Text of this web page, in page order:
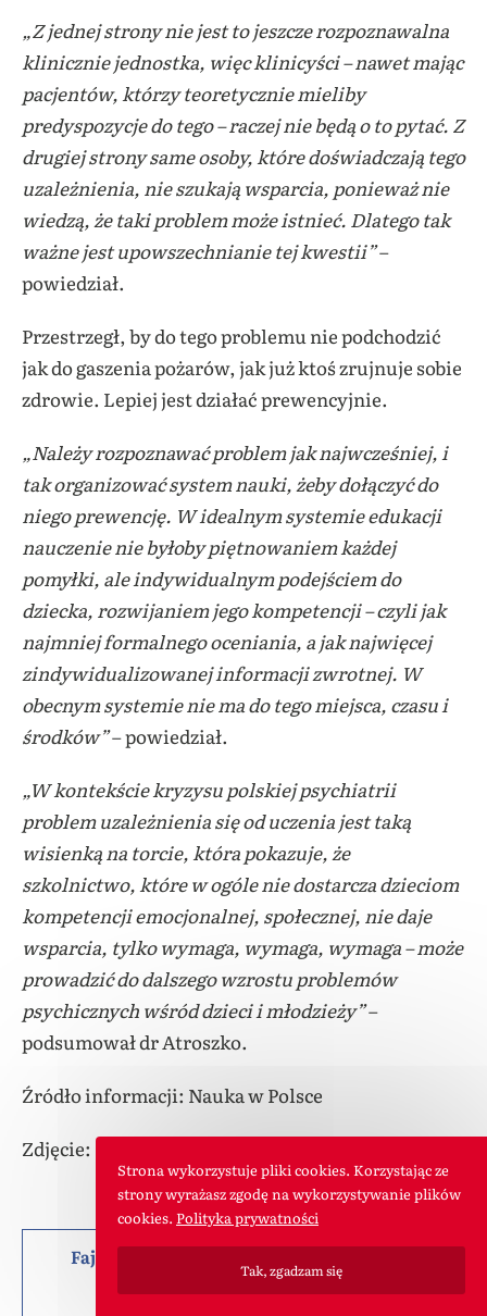
„Z jednej strony nie jest to jeszcze rozpoznawalna
klinicznie jednostka, więc klinicyści – nawet mając
pacjentów, którzy teoretycznie mieliby
predyspozycje do tego – raczej nie będą o to pytać. Z
drugiej strony same osoby, które doświadczają tego
uzależnienia, nie szukają wsparcia, ponieważ nie
wiedzą, że taki problem może istnieć. Dlatego tak
ważne jest upowszechnianie tej kwestii”–
powiedział.
Przestrzegł, by do tego problemu nie podchodzić
jak do gaszenia pożarów, jak już ktoś zrujnuje sobie
zdrowie. Lepiej jest działać prewencyjnie.
„Należy rozpoznawać problem jak najwcześniej, i
tak organizować system nauki, żeby dołączyć do
niego prewencję. W idealnym systemie edukacji
nauczenie nie byłoby piętnowaniem każdej
pomyłki, ale indywidualnym podejściem do
dziecka, rozwijaniem jego kompetencji – czyli jak
najmniej formalnego oceniania, a jak najwięcej
zindywidualizowanej informacji zwrotnej. W
obecnym systemie nie ma do tego miejsca, czasu i
środków”– powiedział.
„W kontekście kryzysu polskiej psychiatrii
problem uzależnienia się od uczenia jest taką
wisienką na torcie, która pokazuje, że
szkolnictwo, które w ogóle nie dostarcza dzieciom
kompetencji emocjonalnej, społecznej, nie daje
wsparcia, tylko wymaga, wymaga, wymaga – może
prowadzić do dalszego wzrostu problemów
psychicznych wśród dzieci i młodzieży”–
podsumował dr Atroszko.
Źródło informacji: Nauka w Polsce
Zdjęcie: Pixabay License
Fajny artykuł? Możesz nas pochwalić lub
podzielić się nim z innymi :)
Strona wykorzystuje pliki cookies. Korzystając ze
strony wyrażasz zgodę na wykorzystywanie plików
cookies. Polityka prywatności
Tak, zgadzam się